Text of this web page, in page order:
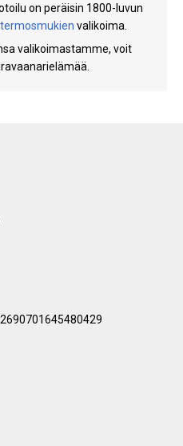
on peräisin 1800-luvun
valikoima.
valikoimastamme, voit